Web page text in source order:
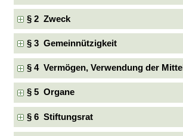
§ 2 Zweck
§ 3 Gemeinnützigkeit
§ 4 Vermögen, Verwendung der Mittel
§ 5 Organe
§ 6 Stiftungsrat